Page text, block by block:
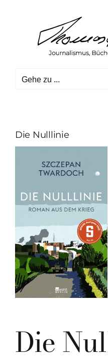
springen
Gehe zu ...
Die Nulllinie
Die